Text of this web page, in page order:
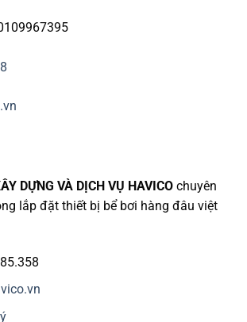
DỰNG VÀ DỊCH VỤ HAVICO chuyên
lắp đặt thiết bị bể bơi hàng đâu việt